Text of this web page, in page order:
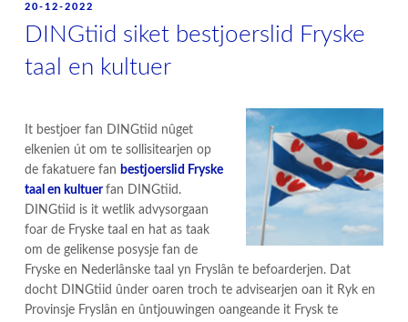
POSTED
20-12-2022
DINGtiid siket bestjoerslid Fryske
taal en kultuer
It bestjoer fan DINGtiid nûget
elkenien út om te sollisitearjen op
de fakatuere fan bestjoerslid Fryske
taal en kultuerfan DINGtiid.
DINGtiid is it wetlik advysorgaan
foar de Fryske taal en hat as taak
om de gelikense posysje fan de
Fryske en Nederlânske taal yn Fryslân te befoarderjen. Dat
docht DINGtiid ûnder oaren troch te advisearjen oan it Ryk en
Provinsje Fryslân en ûntjouwingen oangeande it Frysk te